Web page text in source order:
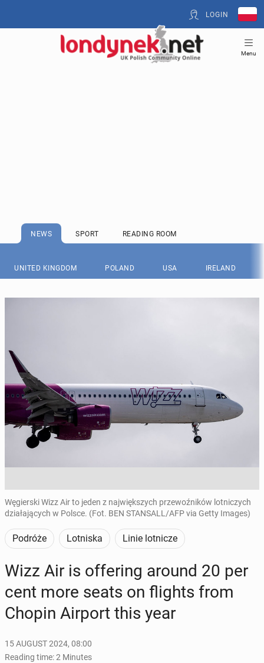
LOGIN
Menu
NEWS SPORT READING ROOM
UNITED KINGDOM POLAND USA IRELAND
Węgierski Wizz Air to jeden z największych przewoźników lotniczych
działających w Polsce. (Fot. BEN STANSALL/AFP via Getty Images)
Podróże Lotniska Linie lotnicze
Wizz Air is of­fer­ing around 20 per
cent more seats on flights from
Chopin Airport this year
15 AUGUST 2024, 08:00
Reading time: 2 Minutes